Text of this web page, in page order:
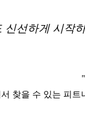
신선하게 시작
찾을 수 있는 피